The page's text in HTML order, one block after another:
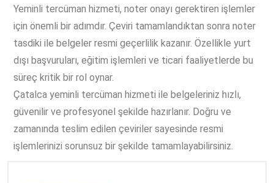
Yeminli tercüman hizmeti, noter onayı gerektiren işlemler
için önemli bir adımdır. Çeviri tamamlandıktan sonra noter
tasdiki ile belgeler resmi geçerlilik kazanır. Özellikle yurt
dışı başvuruları, eğitim işlemleri ve ticari faaliyetlerde bu
süreç kritik bir rol oynar.
Çatalca yeminli tercüman hizmeti ile belgeleriniz hızlı,
güvenilir ve profesyonel şekilde hazırlanır. Doğru ve
zamanında teslim edilen çeviriler sayesinde resmi
işlemlerinizi sorunsuz bir şekilde tamamlayabilirsiniz.